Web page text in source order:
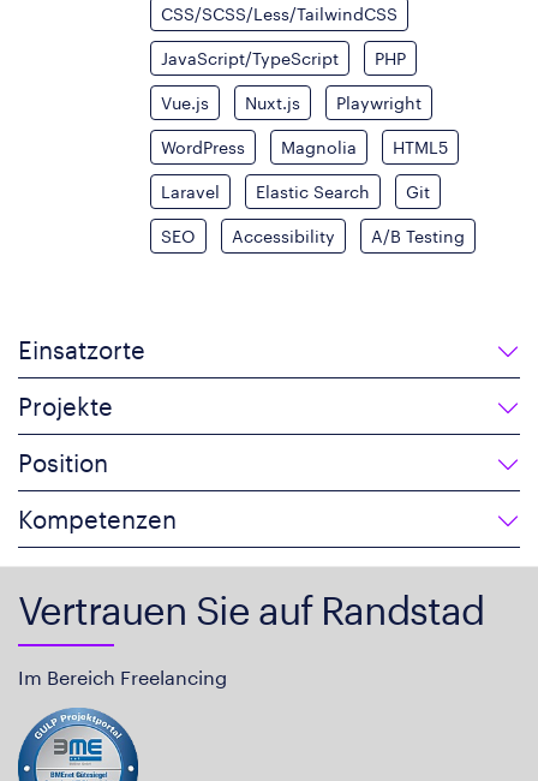
CSS/SCSS/Less/TailwindCSS
JavaScript/TypeScript PHP
Vue.js Nuxt.js Playwright
WordPress Magnolia HTML5
Laravel Elastic Search Git
SEO Accessibility A/B Testing
Einsatzorte
Projekte
Position
Kompetenzen
Vertrauen Sie auf Randstad
Im Bereich Freelancing